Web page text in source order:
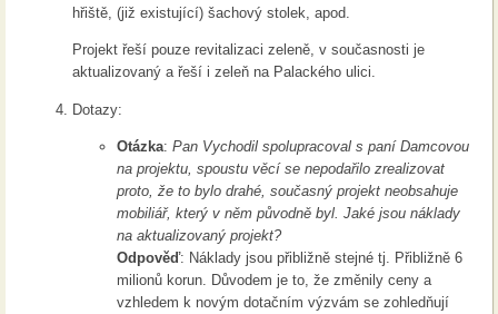
hřiště, (již existující) šachový stolek, apod.
Projekt řeší pouze revitalizaci zeleně, v současnosti je
aktualizovaný a řeší i zeleň na Palackého ulici.
Dotazy:
Otázka: Pan Vychodil spolupracoval s paní Damcovou
na projektu, spoustu věcí se nepodařilo zrealizovat
proto, že to bylo drahé, současný projekt neobsahuje
mobiliář, který v něm původně byl. Jaké jsou náklady
na aktualizovaný projekt?
Odpověď: Náklady jsou přibližně stejné tj. Přibližně 6
milionů korun. Důvodem je to, že změnily ceny a
vzhledem k novým dotačním výzvám se zohledňují